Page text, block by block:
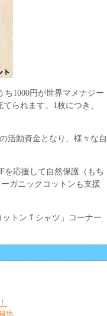
ち1000円が世界マメナジー
られます。1枚につき、
活動資金となり、様々な自
を応援して自然保護（もち
ガニックコットンも支援
トンＴシャツ」コーナー